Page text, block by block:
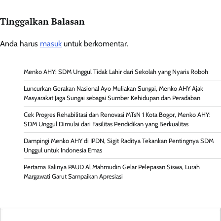
Tinggalkan Balasan
Anda harus masuk untuk berkomentar.
Menko AHY: SDM Unggul Tidak Lahir dari Sekolah yang Nyaris Roboh
Luncurkan Gerakan Nasional Ayo Muliakan Sungai, Menko AHY Ajak
Masyarakat Jaga Sungai sebagai Sumber Kehidupan dan Peradaban
Cek Progres Rehabilitasi dan Renovasi MTsN 1 Kota Bogor, Menko AHY:
SDM Unggul Dimulai dari Fasilitas Pendidikan yang Berkualitas
Dampingi Menko AHY di IPDN, Sigit Raditya Tekankan Pentingnya SDM
Unggul untuk Indonesia Emas
Pertama Kalinya PAUD Al Mahmudin Gelar Pelepasan Siswa, Lurah
Margawati Garut Sampaikan Apresiasi